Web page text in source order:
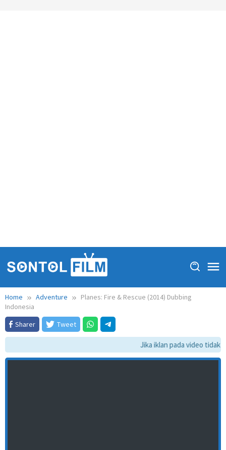
Home Adventure
Planes: Fire & Rescue (2014) Dubbing
Indonesia
Sharer
Tweet
Jika iklan pada video tidak